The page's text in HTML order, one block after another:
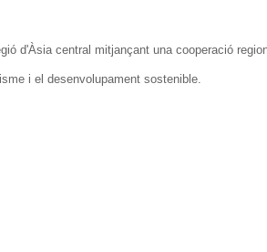
d'Àsia central mitjançant una cooperació
i el desenvolupament sostenible.